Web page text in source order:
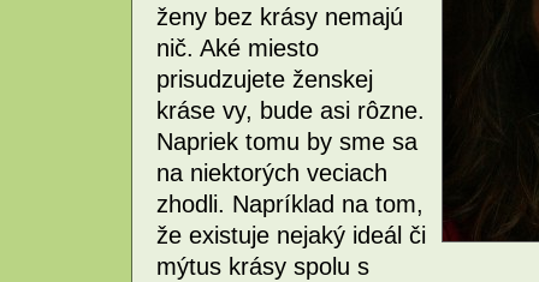
ženy bez krásy nemajú
nič. Aké miesto
prisudzujete ženskej
kráse vy, bude asi rôzne.
Napriek tomu by sme sa
na niektorých veciach
zhodli. Napríklad na tom,
že existuje nejaký ideál či
mýtus krásy spolu s